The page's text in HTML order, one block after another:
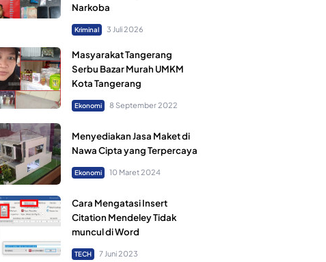
Narkoba
Kriminal 3 Juli 2026
Masyarakat Tangerang
Serbu Bazar Murah UMKM
Kota Tangerang
Ekonomi 8 September 2022
Menyediakan Jasa Maket di
Nawa Cipta yang Terpercaya
Ekonomi 10 Maret 2024
Cara Mengatasi Insert
Citation Mendeley Tidak
muncul di Word
TECH 7 Juni 2023